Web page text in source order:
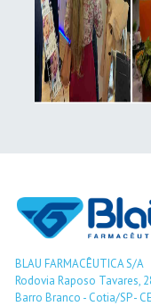
BLAU FARMACÊUTICA S/A
Rodovia Raposo Tavares,
Barro Branco - Cotia/SP -